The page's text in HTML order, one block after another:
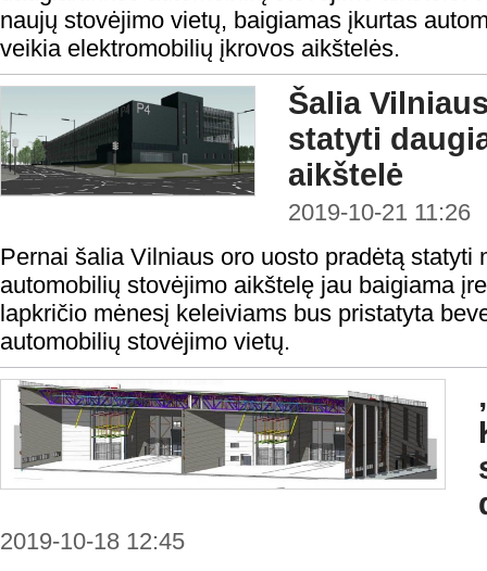
naujų stovėjimo vietų, baigiamas įkurtas
veikia elektromobilių įkrovos aikštelės.
Šalia
statyti
aikštelė
2019-10-21 11:26
Pernai šalia Vilniaus oro uosto pradėtą statyti
automobilių stovėjimo aikštelę jau baigiama
lapkričio mėnesį keleiviams bus pristatyta
automobilių stovėjimo vietų.
2019-10-18 12:45